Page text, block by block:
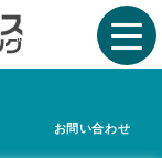
お問い合わせ